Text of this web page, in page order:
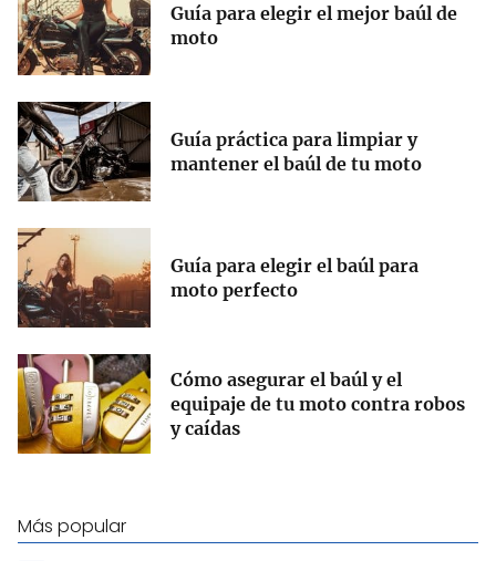
Guía para elegir el mejor baúl de
moto
Guía práctica para limpiar y
mantener el baúl de tu moto
Guía para elegir el baúl para
moto perfecto
Cómo asegurar el baúl y el
equipaje de tu moto contra robos
y caídas
Más popular